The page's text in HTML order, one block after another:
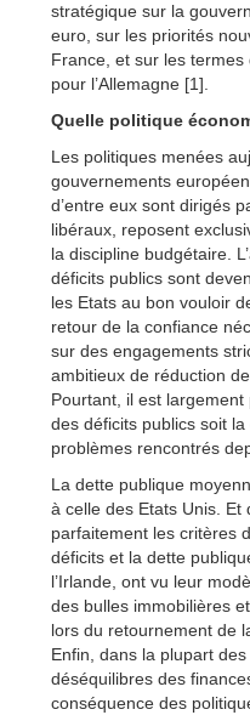
stratégique sur la
euro, sur les priorités
France, et sur les termes
pour l’Allemagne [1].
Quelle politique
Les politiques menées
gouvernements
d’entre eux sont dirigés
libéraux, reposent
la discipline budgétaire.
déficits publics sont
les Etats au bon vouloir
retour de la confiance
sur des engagements
ambitieux de réduction
Pourtant, il est
des déficits publics soit
problèmes rencontrés
La dette publique
à celle des Etats Unis.
parfaitement les critères
déficits et la dette
l’Irlande, ont vu leur
des bulles immobilières
lors du retournement de
Enfin, dans la plupart
déséquilibres des
conséquence des